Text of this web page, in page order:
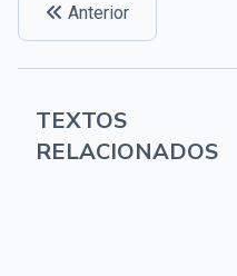
Anterior
TEXTOS
RELACIONADOS